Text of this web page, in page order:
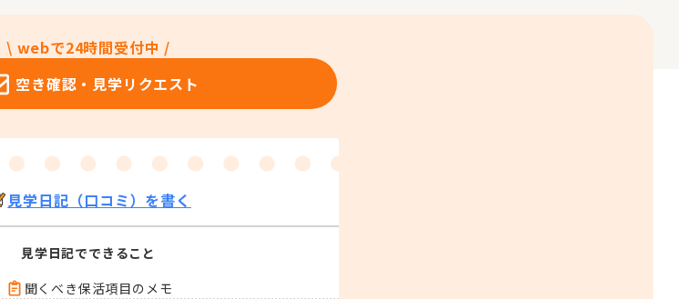
\ webで24時間受付中 /
空き確認・ 見学リクエスト
見学日記（口コミ）を書く
見学日記でできること
聞くべき保活項目のメモ